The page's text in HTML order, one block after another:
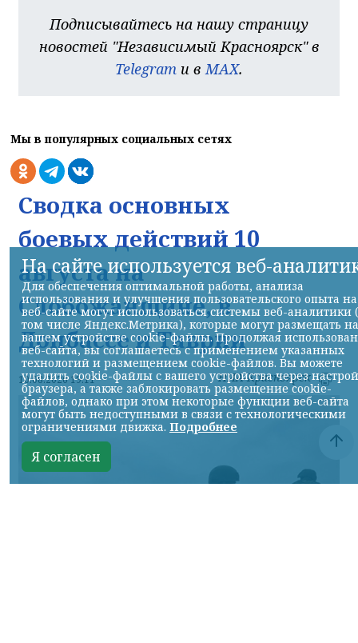
Подписывайтесь на нашу страницу
новостей "Независимый Красноярск" в
Telegram и в MAX.
Мы в популярных социальных сетях
Сводка основных
боевых действий 10
августа на
Слобожанщине, в
Донбассе и Таврии
10.08.2026 19:11 НИА-Красноярск
На сайте используется веб-
Для обеспечения оптимальной работы, анализа
использования и улучшения пользовательского опыта на
веб-сайте могут использоваться системы веб-аналитики
том числе Яндекс.Метрика), которые могут размещать на
вашем устройстве cookie-файлы. Продолжая
веб-сайта, вы соглашаетесь с применением указанных
технологий и размещением cookie-файлов. Вы можете
удалить cookie-файлы с вашего устройства через
браузера, а также заблокировать размещение cookie-
файлов, однако при этом некоторые функции веб-сайта
могут быть недоступными в связи с технологическими
ограничениями движка. Подробнее
Я согласен